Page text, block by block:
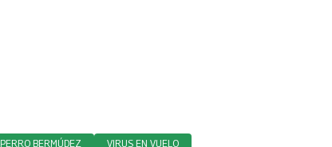
PERRO BERMÚDEZ VIRUS EN VUELO